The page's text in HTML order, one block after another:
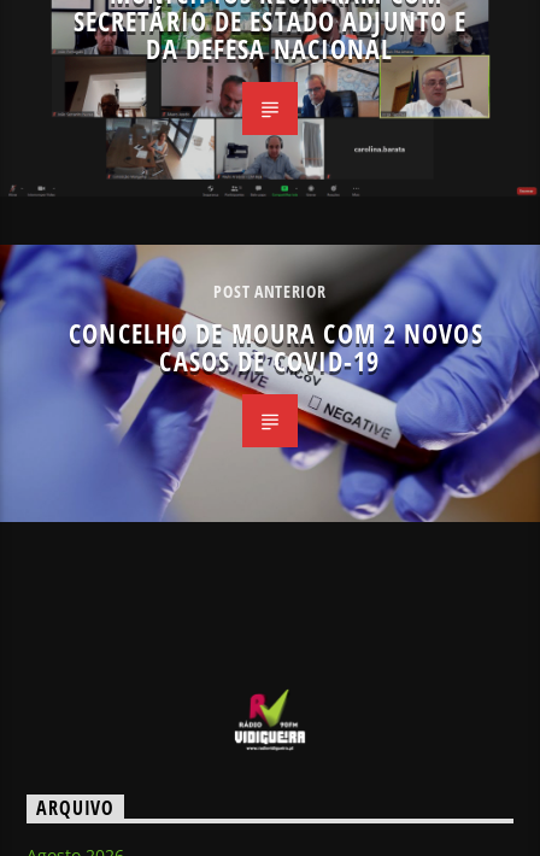
SECRETÁRIO DE ESTADO ADJUNTO E
DA DEFESA NACIONAL
POST ANTERIOR
CONCELHO DE MOURA COM 2 NOVOS
CASOS DE COVID-19
ARQUIVO